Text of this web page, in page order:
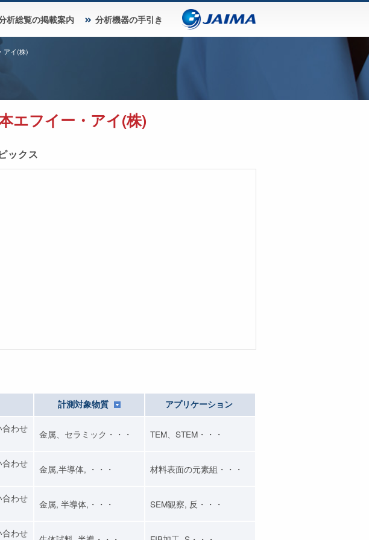
析総覧の掲載案内 分析機器の手引き
アイ(株)
エフイー・アイ(株)
ックス
計測対象物質 アプリケーション
わせ
金属、セラミック・・・ TEM、STEM・・・
わせ
金属,半導体, ・・・ 材料表面の元素組・・・
わせ
金属, 半導体,・・・ SEM観察, 反・・・
わせ